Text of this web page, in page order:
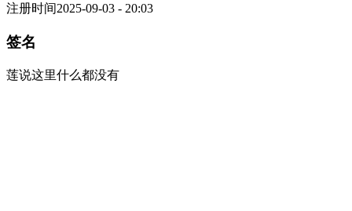
注册时间2025-09-03 - 20:03
签名
莲说这里什么都没有